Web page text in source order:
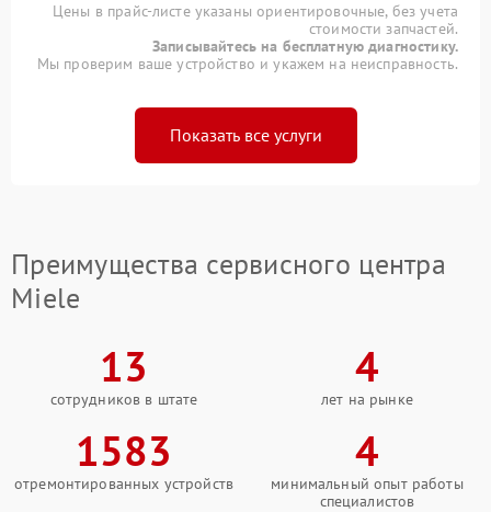
Цены в прайс-листе указаны ориентировочные, без учета
стоимости запчастей.
Записывайтесь на бесплатную диагностику.
Мы проверим ваше устройство и укажем на неисправность.
Показать все услуги
Преимущества сервисного центра
Miele
13
сотрудников в штате
4
лет на рынке
1583
отремонтированных устройств
4
минимальный опыт работы
специалистов